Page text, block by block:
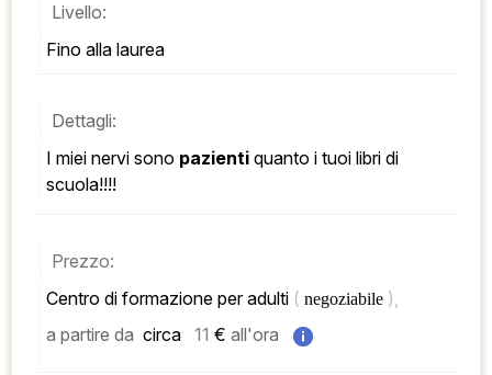
Livello:
Fino alla laurea
Dettagli:
I miei nervi sono pazienti quanto i tuoi libri di
scuola!!!!
Prezzo:
Centro di formazione per adulti ( negoziabile ),
a partire da circa 11 € all'ora